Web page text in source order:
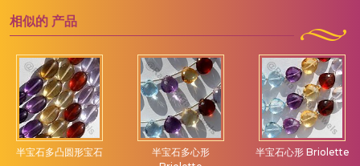
相似的 产品
半宝石多凸圆形宝石
半宝石多心形
半宝石心形 Briolette